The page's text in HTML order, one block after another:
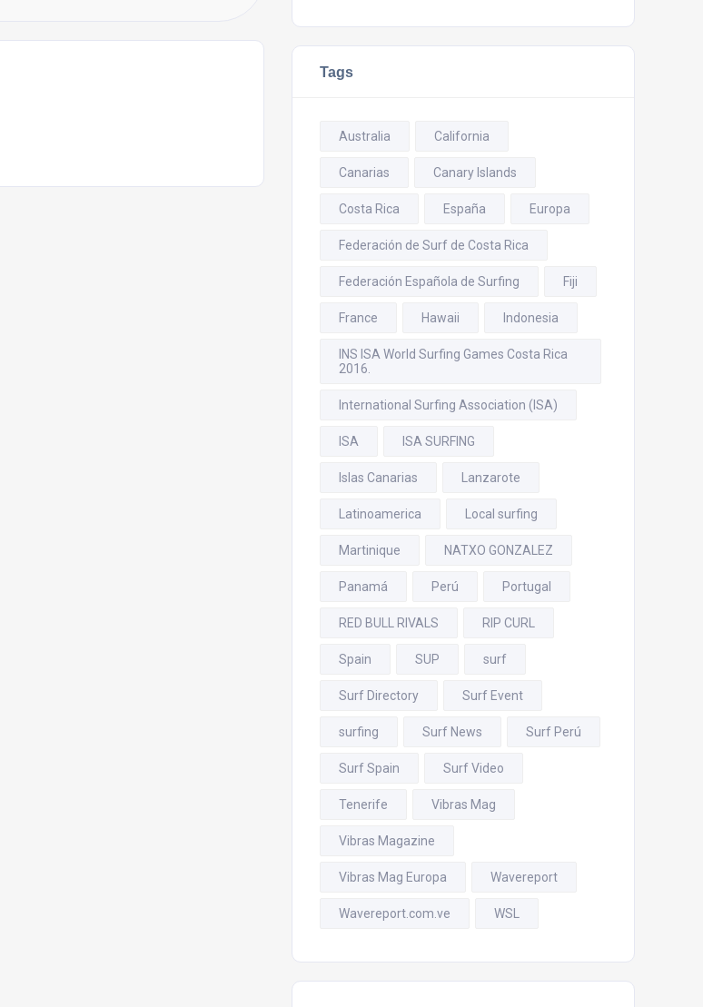
Tags
Australia California
Canarias Canary Islands
Costa Rica España Europa
Federación de Surf de Costa Rica
Federación Española de Surfing Fiji
France Hawaii Indonesia
INS ISA World Surfing Games Costa Rica
2016.
International Surfing Association (ISA)
ISA ISA SURFING
Islas Canarias Lanzarote
Latinoamerica Local surfing
Martinique NATXO GONZALEZ
Panamá Perú Portugal
RED BULL RIVALS RIP CURL
Spain SUP surf
Surf Directory Surf Event
surfing Surf News Surf Perú
Surf Spain Surf Video
Tenerife Vibras Mag
Vibras Magazine
Vibras Mag Europa Wavereport
Wavereport.com.ve WSL